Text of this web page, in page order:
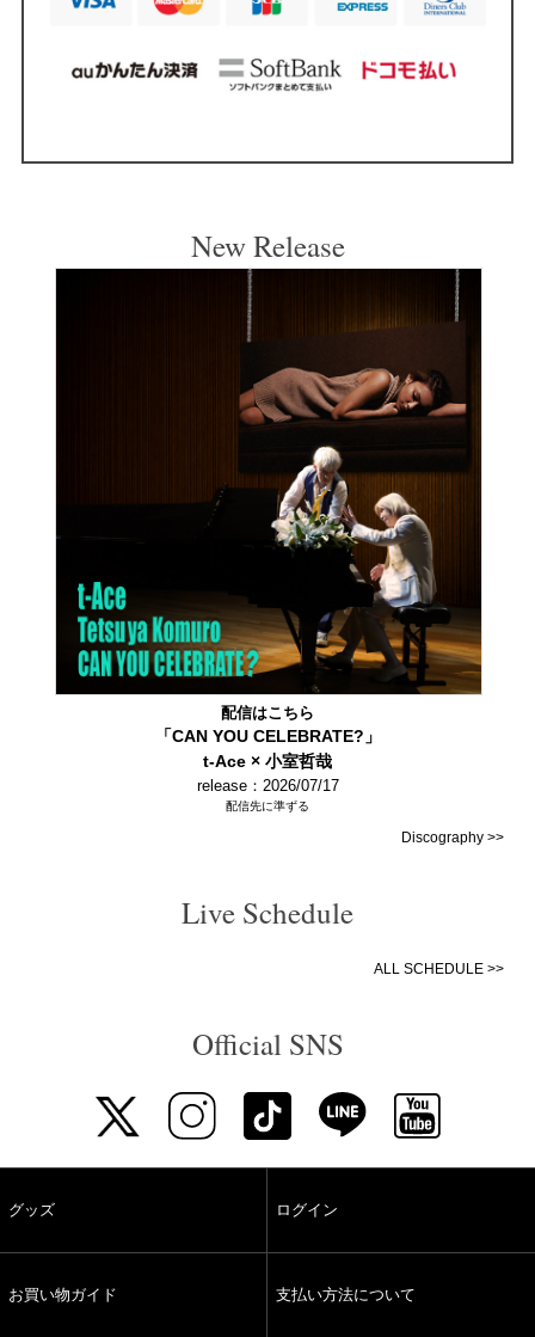
New Release
配信はこちら
「CAN YOU CELEBRATE?」
t-Ace × 小室哲哉
release：2026/07/17
配信先に準ずる
Discography >>
Live Schedule
ALL SCHEDULE >>
Official SNS
グッズ ログイン
お買い物ガイド 支払い方法について